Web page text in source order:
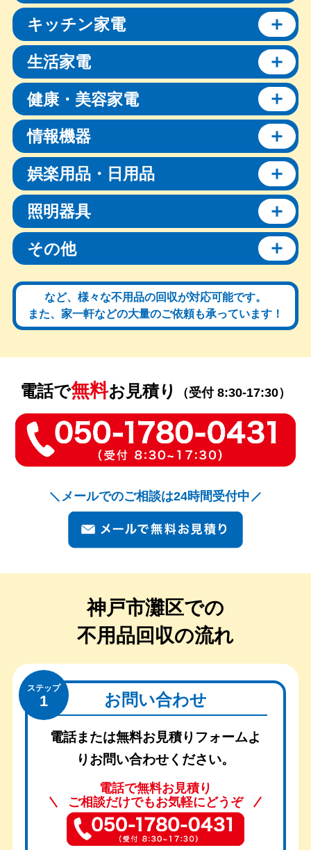
キッチン家電
生活家電
健康・美容家電
情報機器
娯楽用品・日用品
照明器具
その他
など、様々な不用品の回収が対応可能です。
また、家一軒などの大量のご依頼も承っています！
電話で無料お見積り （受付 8:30-17:30）
メールでのご相談は24時間受付中
神戸市灘区での
不用品回収の流れ
ステップ
1 お問い合わせ
電話または無料お見積りフォームよ
りお問い合わせください。
電話で無料お見積り
ご相談だけでもお気軽にどうぞ